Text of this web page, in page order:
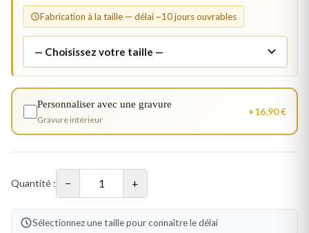
Fabrication à la taille — délai ~10 jours ouvrables
Personnaliser avec une gravure
Gravure intérieur
+16,90 €
Quantité : − +
Sélectionnez une taille pour connaître le délai